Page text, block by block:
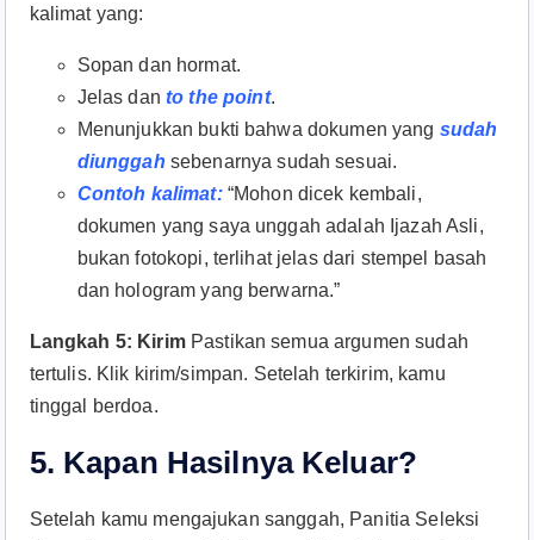
kalimat yang:
Sopan dan hormat.
Jelas dan to the point.
Menunjukkan bukti bahwa dokumen yang sudah
diunggah sebenarnya sudah sesuai.
Contoh kalimat:“Mohon dicek kembali,
dokumen yang saya unggah adalah Ijazah Asli,
bukan fotokopi, terlihat jelas dari stempel basah
dan hologram yang berwarna.”
Langkah 5: KirimPastikan semua argumen sudah
tertulis. Klik kirim/simpan. Setelah terkirim, kamu
tinggal berdoa.
5. Kapan Hasilnya Keluar?
Setelah kamu mengajukan sanggah, Panitia Seleksi